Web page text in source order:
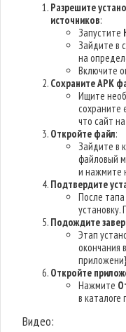
Разрешите
источников:
Запустите
Зайдите в
на
Включите
Сохраните APK
Ищите
сохраните
что сайт
Откройте файл:
Зайдите в
файловый
и нажмите
Подтвердите
После тапа
Подождите
Этап
окончания
Откройте
Нажмите
в
Видео: